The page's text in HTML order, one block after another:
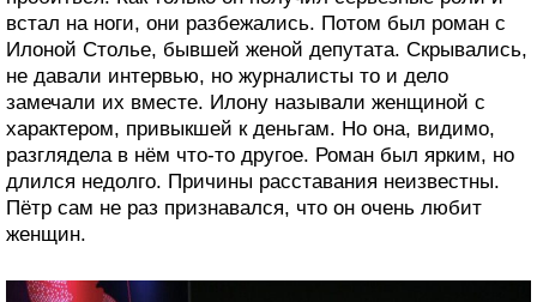
встал на ноги, они разбежались. Потом был роман с
Илоной Столье, бывшей женой депутата. Скрывались,
не давали интервью, но журналисты то и дело
замечали их вместе. Илону называли женщиной с
характером, привыкшей к деньгам. Но она, видимо,
разглядела в нём что-то другое. Роман был ярким, но
длился недолго. Причины расставания неизвестны.
Пётр сам не раз признавался, что он очень любит
женщин.